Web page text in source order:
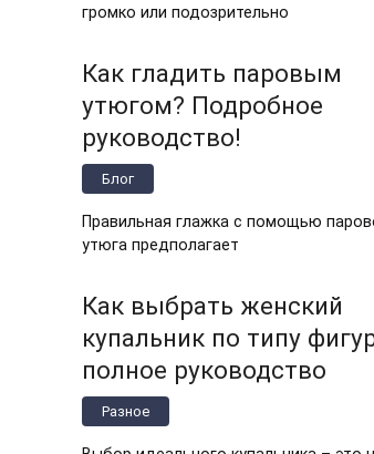
громко или подозрительно
Как гладить паровым
утюгом? Подробное
руководство!
Блог
Правильная глажка с помощью
утюга предполагает
Как выбрать женский
купальник по типу
полное руководство
Разное